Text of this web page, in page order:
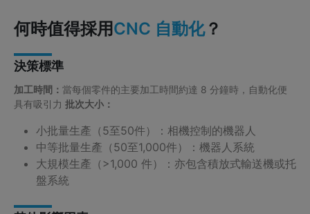
何時值得採用CNC 自動化？
決策標準
加工時間： 當每個零件的主要加工時間約達 8 分鐘時，自動化便
具有吸引力 批次大小：
小批量生產（5至50件）：相機控制的機器人
中等批量生產（50至1,000件）：機器人系統
大規模生產（>1,000 件）：亦包含積放式輸送機或托
盤系統